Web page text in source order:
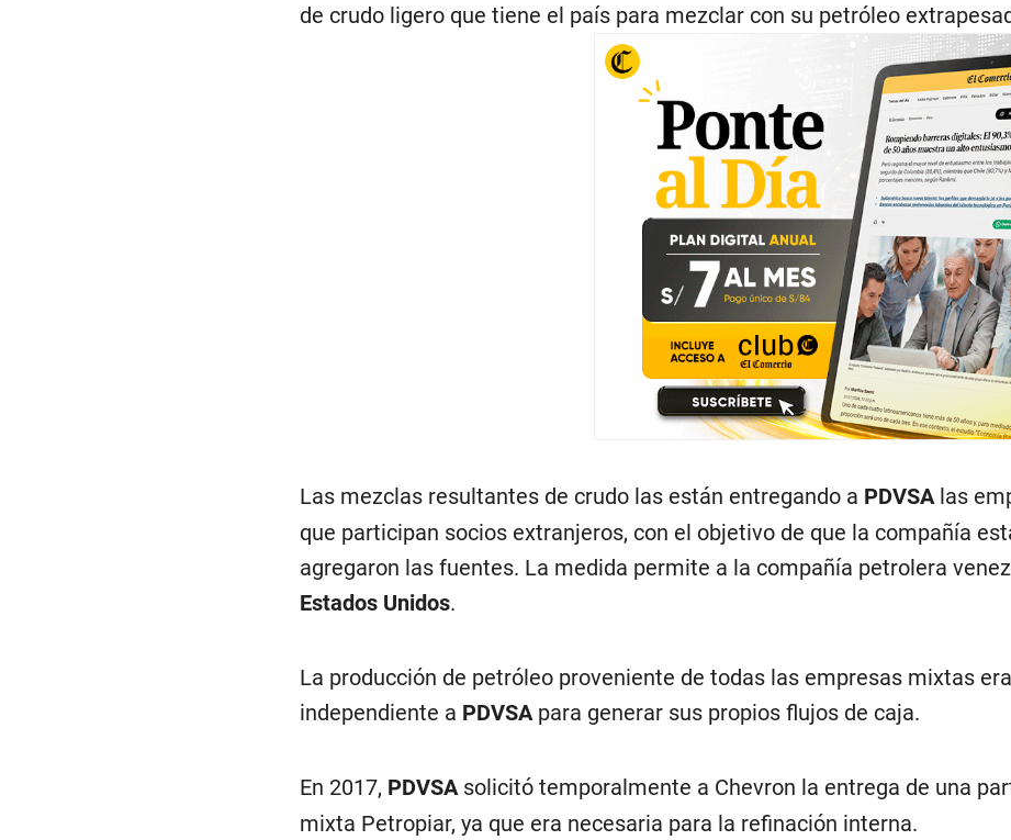
de crudo ligero que tiene el país para mezclar con su petróleo
Las mezclas resultantes de crudo las están entregando a PDVSA las
que participan socios extranjeros, con el objetivo de que la compañía
agregaron las fuentes. La medida permite a la compañía petrolera
Estados Unidos.
La producción de petróleo proveniente de todas las empresas mixtas
independiente a PDVSA para generar sus propios flujos de caja.
En 2017, PDVSA solicitó temporalmente a Chevron la entrega de una
mixta Petropiar, ya que era necesaria para la refinación interna.